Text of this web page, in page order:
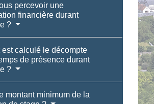
percevoir une
financière durant
?
est calculé le décompte
de présence durant
?
montant minimum de la